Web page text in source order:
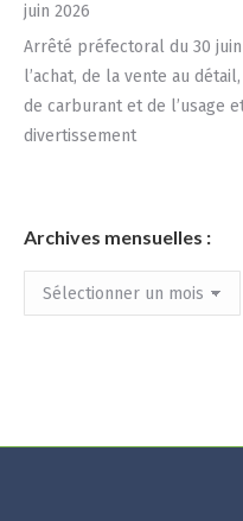
juin 2026
Arrêté préfectoral du 30
l’achat, de la vente au
de carburant et de l’usage
divertissement
Archives mensuelles :
Archives
mensuelles